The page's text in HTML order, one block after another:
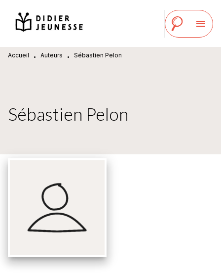
MENU RECHERCHE
PIED DE PAGE
menu
Accueil • Auteurs • Sébastien Pelon
Sébastien Pelon